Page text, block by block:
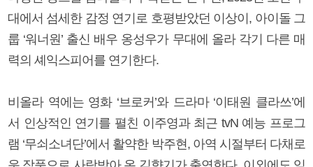
대에서 섬세한 감정 연기로 호평받았던 이상이, 아이돌 그
룹 ‘워너원’ 출신 배우 옹성우가 무대에 올라 각기 다른 매
력의 셰익스피어를 연기한다.
비올라 역에는 영화 ‘브로커’와 드라마 ‘이태원 클라쓰’에
서 인상적인 연기를 펼친 이주영과 최근 tvN 예능 프로그
램 ‘무쇠소녀단’에서 활약한 박주현, 아역 시절부터 다채로